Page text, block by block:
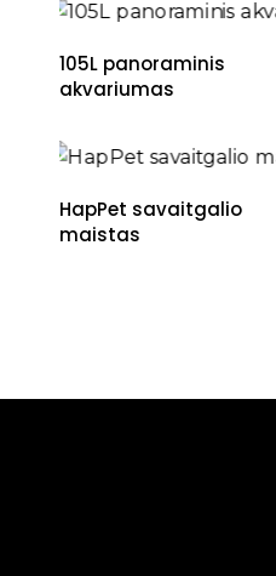
105L panoraminis
akvariumas
HapPet savaitgalio
maistas